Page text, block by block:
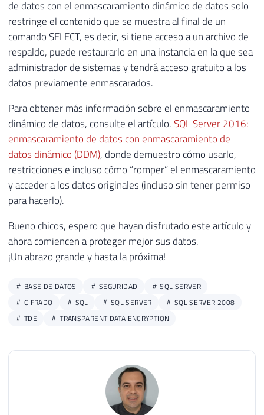
de datos con el enmascaramiento dinámico de datos solo
restringe el contenido que se muestra al final de un
comando SELECT, es decir, si tiene acceso a un archivo de
respaldo, puede restaurarlo en una instancia en la que sea
administrador de sistemas y tendrá acceso gratuito a los
datos previamente enmascarados.
Para obtener más información sobre el enmascaramiento
dinámico de datos, consulte el artículo.SQL Server 2016:
enmascaramiento de datos con enmascaramiento de
datos dinámico (DDM), donde demuestro cómo usarlo,
restricciones e incluso cómo “romper” el enmascaramiento
y acceder a los datos originales (incluso sin tener permiso
para hacerlo).
Bueno chicos, espero que hayan disfrutado este artículo y
ahora comiencen a proteger mejor sus datos.
¡Un abrazo grande y hasta la próxima!
BASE DE DATOS SEGURIDAD
SQL SERVER
CIFRADO
SQL SQL SERVER
SQL SERVER 2008
TDE
TRANSPARENT DATA ENCRYPTION